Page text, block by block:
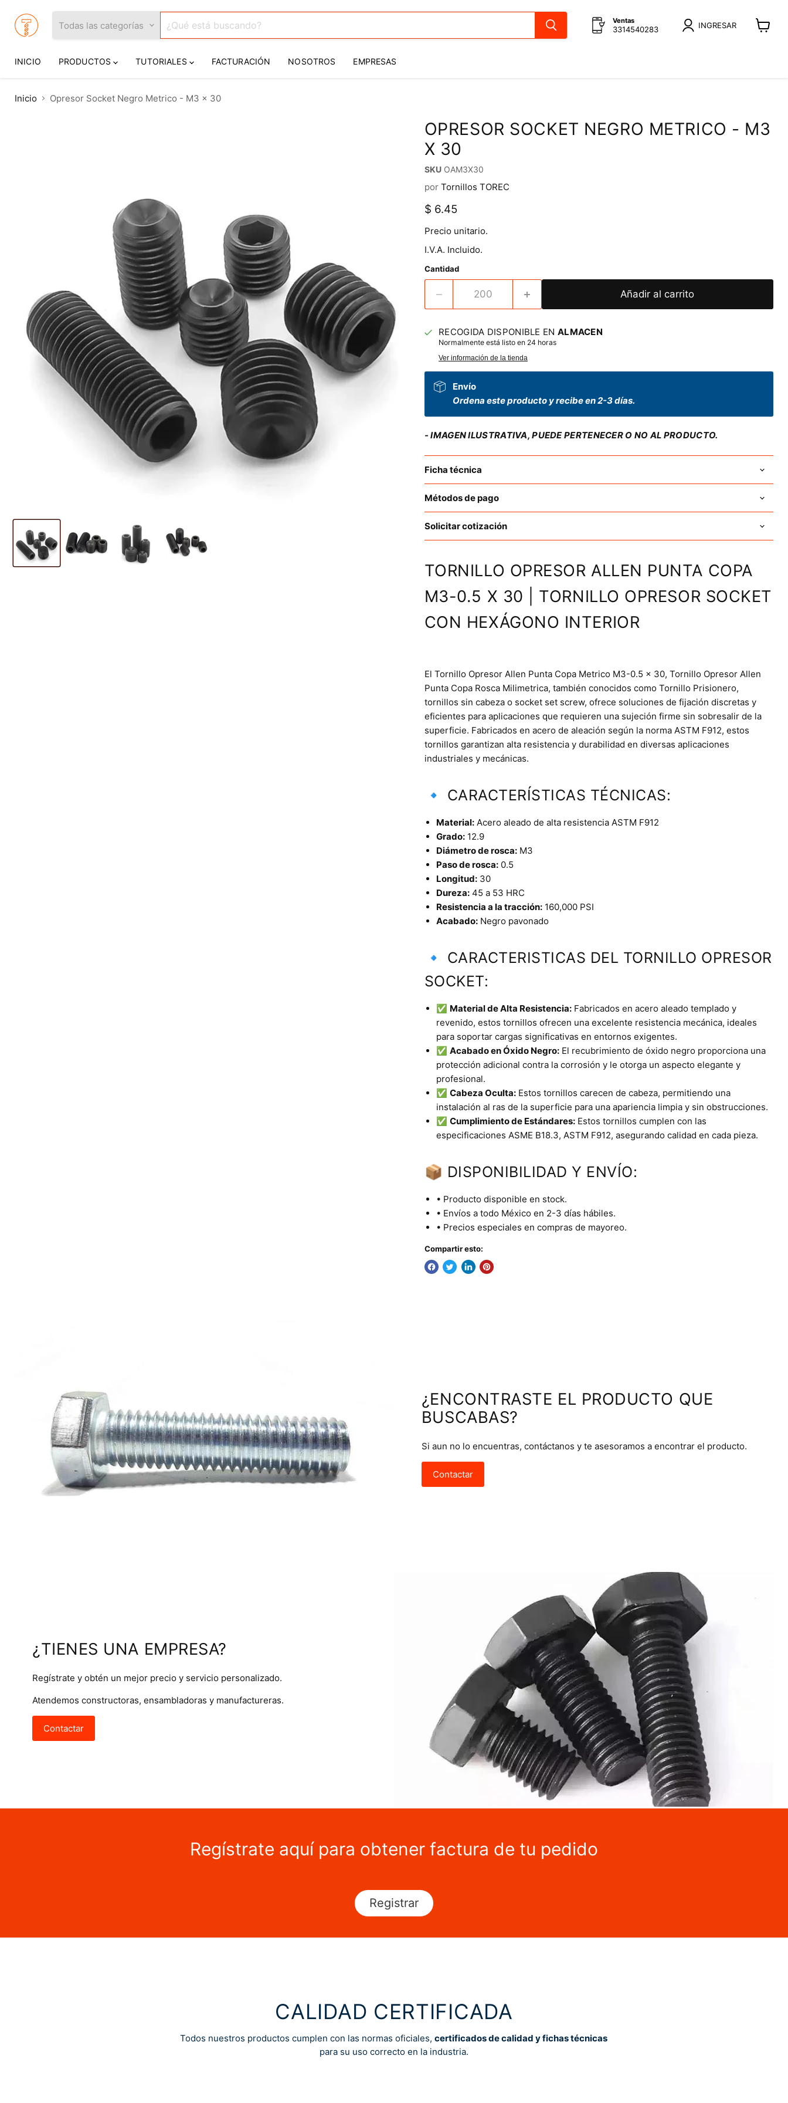
Todas las categorías Ventas
3314540283 INGRESAR
INICIO PRODUCTOS TUTORIALES FACTURACIÓN NOSOTROS EMPRESAS
Inicio Opresor Socket Negro Metrico - M3 x 30
OPRESOR SOCKET NEGRO METRICO - M3
X 30
SKU OAM3X30
por Tornillos TOREC
Precio actual
$ 6.45
Precio unitario.
I.V.A. Incluido.
Cantidad
Añadir al carrito
RECOGIDA DISPONIBLE EN ALMACEN
Normalmente está listo en 24 horas
Ver información de la tienda
Envío
Ordena este producto y recibe en 2-3 días.
- IMAGEN ILUSTRATIVA, PUEDE PERTENECER O NO AL PRODUCTO.
Ficha técnica
Métodos de pago
Solicitar cotización
TORNILLO OPRESOR ALLEN PUNTA COPA
M3-0.5 X 30 | TORNILLO OPRESOR SOCKET
CON HEXÁGONO INTERIOR
El Tornillo Opresor Allen Punta Copa Metrico M3-0.5 x 30, Tornillo Opresor Allen
Punta Copa Rosca Milimetrica, también conocidos como Tornillo Prisionero,
tornillos sin cabeza o socket set screw, ofrece soluciones de fijación discretas y
eficientes para aplicaciones que requieren una sujeción firme sin sobresalir de la
superficie. Fabricados en acero de aleación según la norma ASTM F912, estos
tornillos garantizan alta resistencia y durabilidad en diversas aplicaciones
industriales y mecánicas.
🔹 CARACTERÍSTICAS TÉCNICAS:
Material:Acero aleado de alta resistencia ASTM F912
Grado:12.9
Diámetro de rosca:M3
Paso de rosca:0.5
Longitud:30
Dureza:45 a 53 HRC
Resistencia a la tracción:160,000 PSI
Acabado:Negro pavonado
🔹 CARACTERISTICAS DEL TORNILLO OPRESOR
SOCKET:
✅ Material de Alta Resistencia:Fabricados en acero aleado templado y
revenido, estos tornillos ofrecen una excelente resistencia mecánica, ideales
para soportar cargas significativas en entornos exigentes.
✅ Acabado en Óxido Negro:El recubrimiento de óxido negro proporciona una
protección adicional contra la corrosión y le otorga un aspecto elegante y
profesional.
✅ Cabeza Oculta:Estos tornillos carecen de cabeza, permitiendo una
instalación al ras de la superficie para una apariencia limpia y sin obstrucciones.
✅ Cumplimiento de Estándares:Estos tornillos cumplen con las
especificaciones ASME B18.3, ASTM F912, asegurando calidad en cada pieza.
📦 DISPONIBILIDAD Y ENVÍO:
• Producto disponible en stock.
• Envíos a todo México en 2-3 días hábiles.
• Precios especiales en compras de mayoreo.
Compartir esto:
¿ENCONTRASTE EL PRODUCTO QUE
BUSCABAS?
Si aun no lo encuentras, contáctanos y te asesoramos a encontrar el producto.
Contactar
¿TIENES UNA EMPRESA?
Regístrate y obtén un mejor precio y servicio personalizado.
Atendemos constructoras, ensambladoras y manufactureras.
Contactar
Regístrate aquí para obtener factura de tu pedido
Registrar
CALIDAD CERTIFICADA
Todos nuestros productos cumplen con las normas oficiales,certificados de calidad y fichas técnicas
para su uso correcto en la industria.